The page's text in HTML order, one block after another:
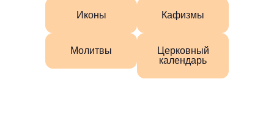
Иконы Кафизмы
Молитвы
Церковный
календарь